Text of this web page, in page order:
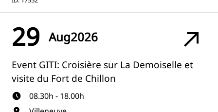
29 Aug2026
Event GITI: Croisière sur La Demoiselle et
visite du Fort de Chillon
08.30h - 18.00h